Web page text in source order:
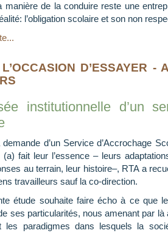
manière de la conduire reste une
l’obligation scolaire et son non
D’ESSAYER -
institutionnelle d’un
d’un Service d’Accrochage
fait leur l’essence – leurs
au terrain, leur histoire–, RTA a
travailleurs sauf la co-direction.
étude souhaite faire écho à ce que
ses particularités, nous amenant par là
les paradigmes dans lesquels la